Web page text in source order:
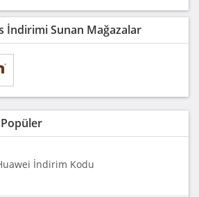
İndirimi Sunan Mağazalar
İndirim Kodu